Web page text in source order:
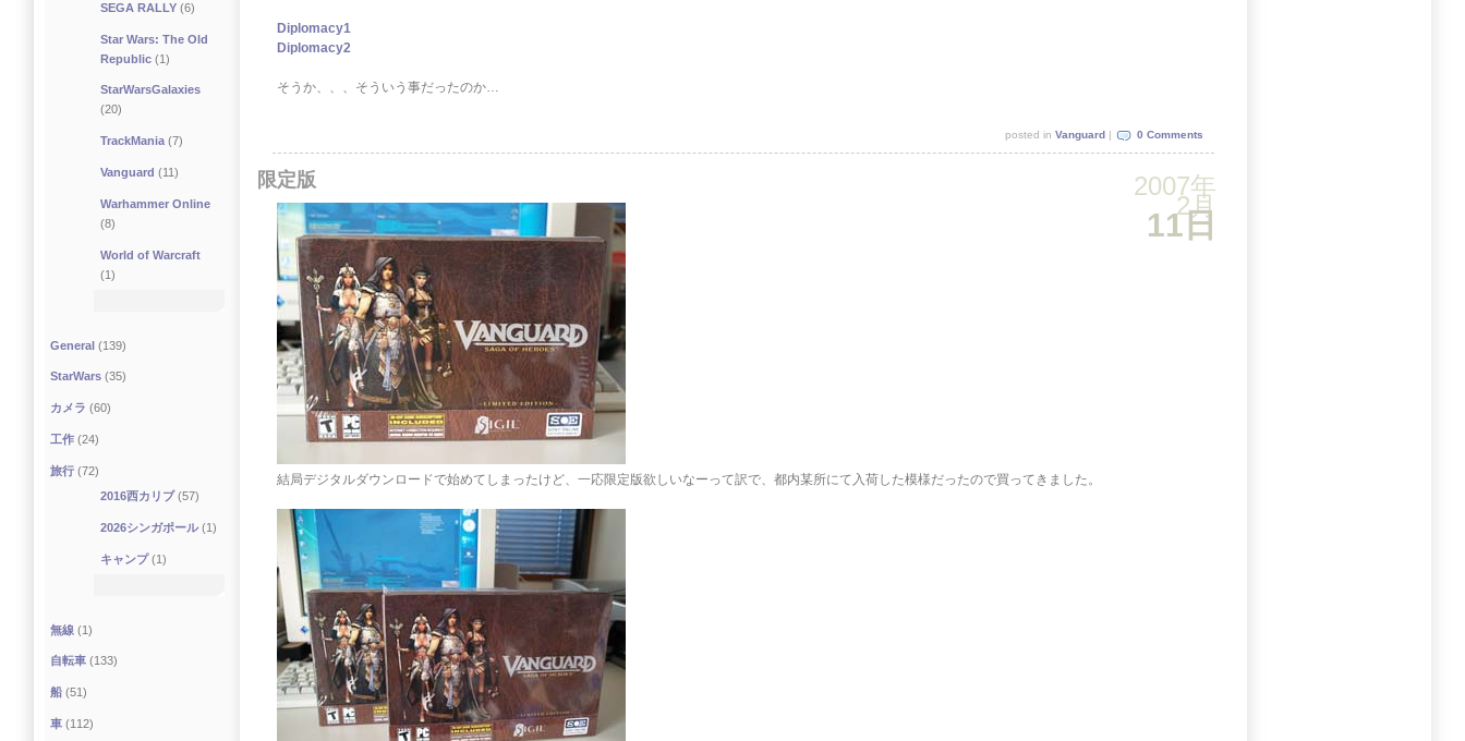
Diplomacy1
Diplomacy2
そうか、、、そういう事だったのか…
posted inVanguard | 0 Comments
2007年
2月
11日
限定版
結局デジタルダウンロードで始めてしまったけど、一応限定版欲しいなーって訳で、都内某所にて入荷した模様だったので買ってきました。
SEGA RALLY(6)
Star Wars: The Old
Republic(1)
StarWarsGalaxies
(20)
TrackMania(7)
Vanguard (11)
Warhammer Online
(8)
World of Warcraft
(1)
General (139)
StarWars (35)
カメラ (60)
工作 (24)
旅行 (72)
2016西カリブ(57)
2026シンガポール(1)
キャンプ(1)
無線 (1)
自転車 (133)
船 (51)
車 (112)